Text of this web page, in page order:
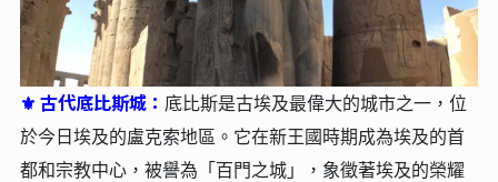
⚜ 古代底比斯城： 底比斯是古埃及最偉大的城市之一，位
於今日埃及的盧克索地區。它在新王國時期成為埃及的首
都和宗教中心，被譽為「百門之城」，象徵著埃及的榮耀